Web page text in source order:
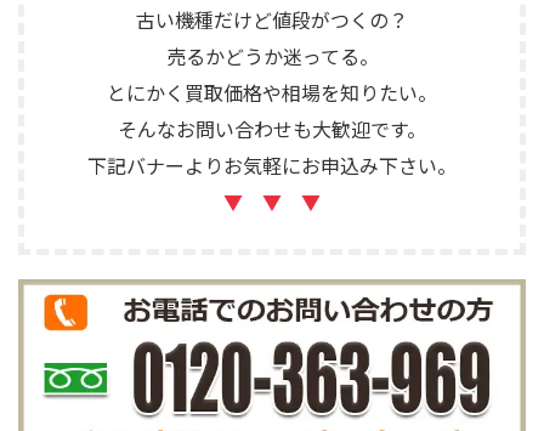
古い機種だけど値段がつくの？
売るかどうか迷ってる。
とにかく買取価格や相場を知りたい。
そんなお問い合わせも大歓迎です。
下記バナーよりお気軽にお申込み下さい。
▼ ▼ ▼